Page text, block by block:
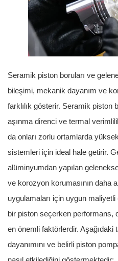
Seramik piston boruları ve
bileşimi, mekanik dayanım ve
farklılık gösterir. Seramik piston
aşınma direnci ve termal
da onları zorlu ortamlarda
sistemleri için ideal hale getirir.
alüminyumdan yapılan
ve korozyon korumasının daha
uygulamaları için uygun
bir piston seçerken performans,
en önemli faktörlerdir.
dayanımını ve belirli piston